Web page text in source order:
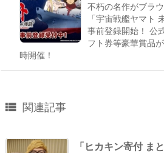
不朽の名作がブラ
「宇宙戦艦ヤマト
事前登録開始！ 公
フト券等豪華賞品
時開催！
 関連記事
「ヒカキン寄付 ま